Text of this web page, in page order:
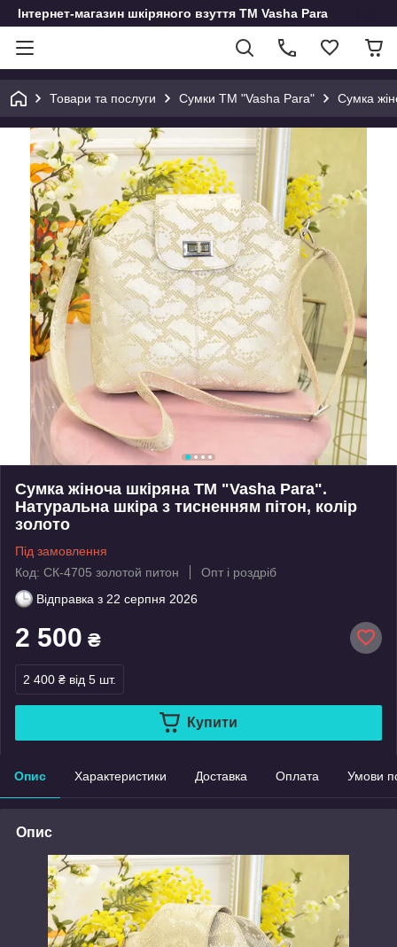
Інтернет-магазин шкіряного взуття ТМ Vasha Para
Товари та послуги Сумки ТМ "Vasha Para" Сумка
Сумка жіноча шкіряна ТМ "Vasha Para".
Натуральна шкіра з тисненням пітон, колір
золото
Під замовлення
Код: СК-4705 золотой питон
Опт і роздріб
Відправка з 22 серпня 2026
2 500 ₴
2 400 ₴ від 5 шт.
Купити
Опис Характеристики Доставка Оплата Умови
Опис